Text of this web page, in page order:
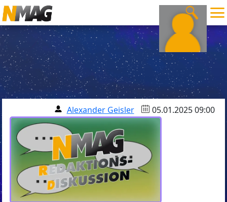
Alexander Geisler 05.01.2025 09:00